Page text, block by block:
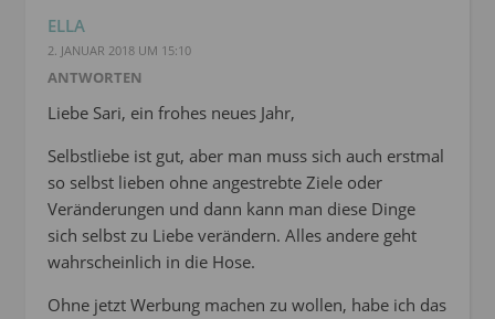
ELLA
2. JANUAR 2018 UM 15:10
ANTWORTEN
Liebe Sari, ein frohes neues Jahr,
Selbstliebe ist gut, aber man muss sich auch erstmal
so selbst lieben ohne angestrebte Ziele oder
Veränderungen und dann kann man diese Dinge
sich selbst zu Liebe verändern. Alles andere geht
wahrscheinlich in die Hose.
Ohne jetzt Werbung machen zu wollen, habe ich das